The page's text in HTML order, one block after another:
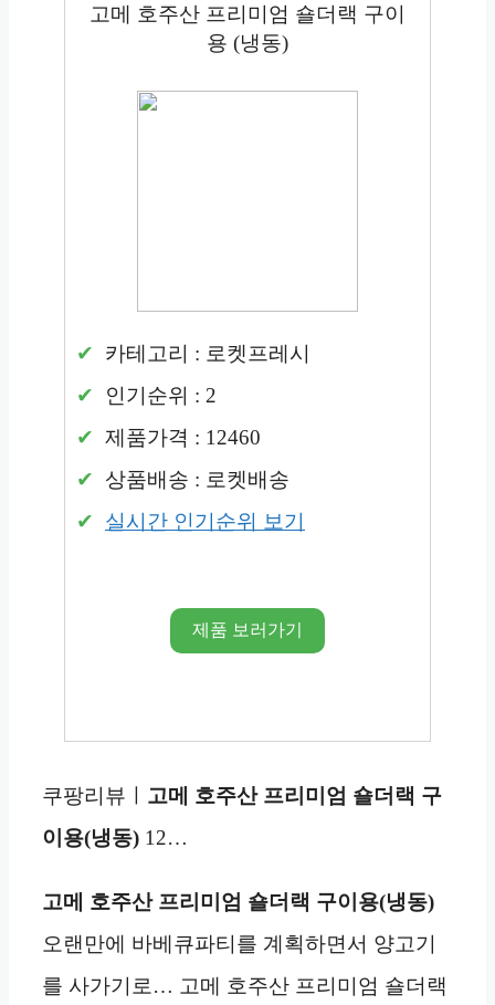
고메 호주산 프리미엄 숄더랙 구이
용 (냉동)
카테고리 : 로켓프레시
인기순위 : 2
제품가격 : 12460
상품배송 : 로켓배송
실시간 인기순위 보기
제품 보러가기
쿠팡리뷰ㅣ 고메 호주산 프리미엄 숄더랙 구
이용(냉동) 12…
고메 호주산 프리미엄 숄더랙 구이용(냉동)
오랜만에 바베큐파티를 계획하면서 양고기
를 사가기로… 고메 호주산 프리미엄 숄더랙